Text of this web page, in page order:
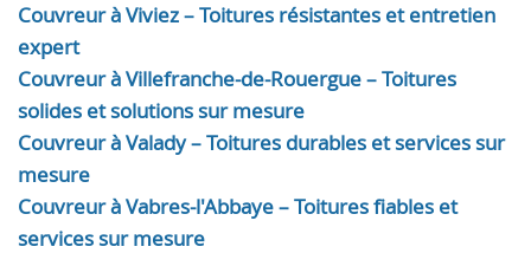
Couvreur à Viviez – Toitures résistantes et entretien
expert
Couvreur à Villefranche-de-Rouergue – Toitures
solides et solutions sur mesure
Couvreur à Valady – Toitures durables et services sur
mesure
Couvreur à Vabres-l'Abbaye – Toitures fiables et
services sur mesure